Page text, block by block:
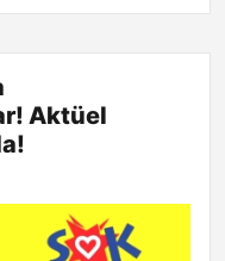
Aktüel